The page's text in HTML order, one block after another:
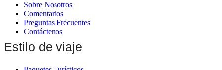
Sobre Nosotros
Comentarios
Preguntas Frecuentes
Contáctenos
Estilo de viaje